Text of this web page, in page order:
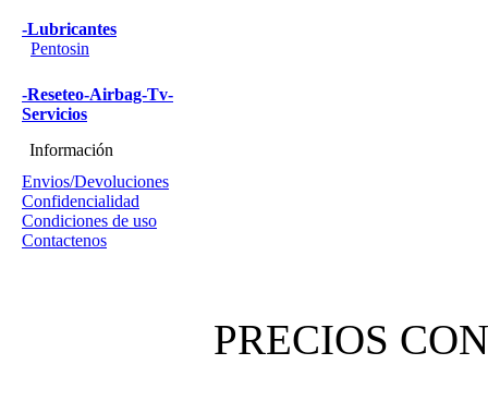
-Lubricantes
Pentosin
-Reseteo-Airbag-Tv-
Servicios
Información
Envios/Devoluciones
Confidencialidad
Condiciones de uso
Contactenos
PRECIOS